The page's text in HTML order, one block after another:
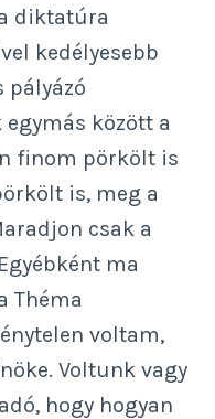
diktatúra
kedélyesebb
pályázó
egymás között a
finom pörkölt is
is, meg a
csak a
ma
Théma
voltam,
Voltunk vagy
hogy hogyan